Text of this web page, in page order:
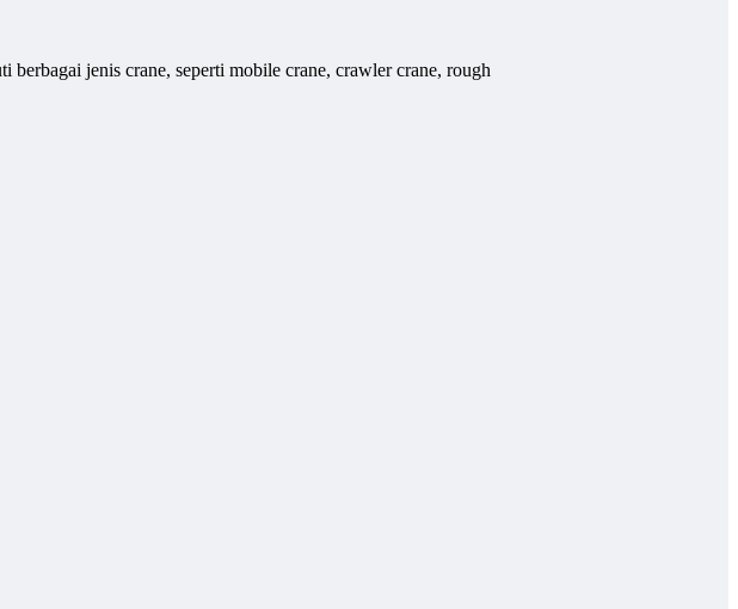
berbagai jenis crane, seperti mobile crane, crawler crane, rough